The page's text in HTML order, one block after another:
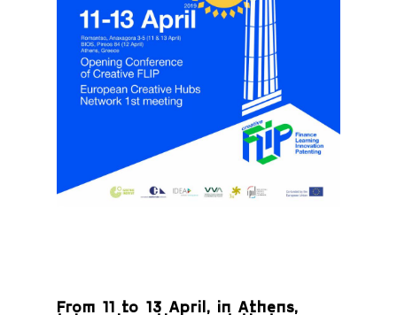
From 11 to 13 April, in Athens,